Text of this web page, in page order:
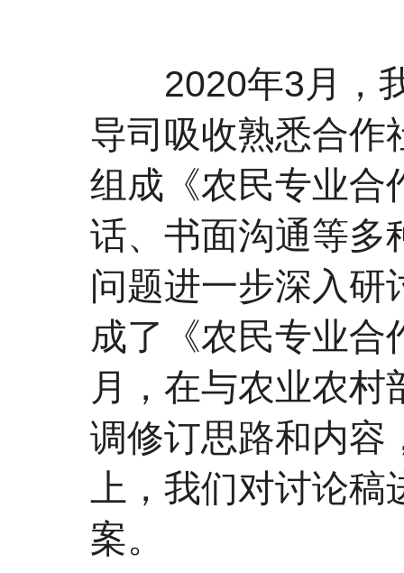
2020年3月，我
导司吸收熟悉合作
组成《农民专业合
话、书面沟通等多
问题进一步深入研
成了《农民专业合
月，在与农业农
调修订思路和内容
上，我们对讨论
案。